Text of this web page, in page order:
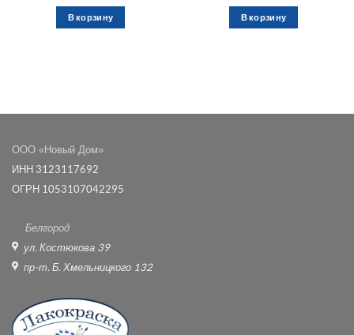
В корзину В корзину
ООО «Новый Дом»
ИНН 3123117692
ОГРН 1053107042295
Белгород
ул. Костюкова 39
пр-т. Б. Хмельницкого 132